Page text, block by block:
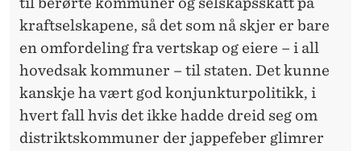
kraftselskapene, så det som nå skjer er bare
en omfordeling fra vertskap og eiere – i all
hovedsak kommuner – til staten. Det kunne
kanskje ha vært god konjunkturpolitikk, i
hvert fall hvis det ikke hadde dreid seg om
distriktskommuner der jappefeber glimrer